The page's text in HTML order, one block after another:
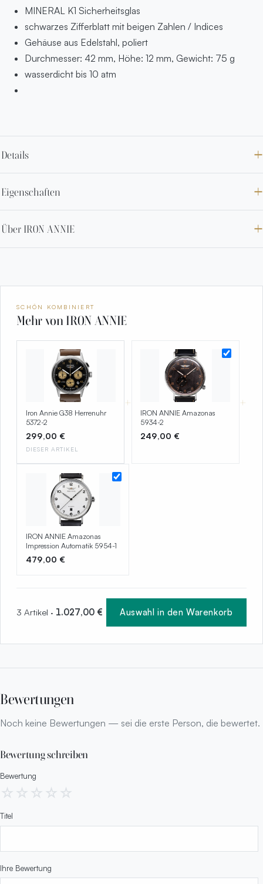
MINERAL K1 Sicherheitsglas
schwarzes Zifferblatt mit beigen Zahlen / Indices
Gehäuse aus Edelstahl, poliert
Durchmesser: 42 mm, Höhe: 12 mm, Gewicht: 75 g
wasserdicht bis 10 atm
Details
Eigenschaften
Über IRON ANNIE
SCHÖN KOMBINIERT
Mehr von IRON ANNIE
Iron Annie G38 Herrenuhr
5372-2
299,00 €
DIESER ARTIKEL
+
IRON ANNIE Amazonas
5934-2
249,00 €
+
IRON ANNIE Amazonas
Impression Automatik 5954-1
479,00 €
3 Artikel · 1.027,00 € Auswahl in den Warenkorb
Bewertungen
Noch keine Bewertungen — sei die erste Person, die bewertet.
Bewertung schreiben
Bewertung
☆ ☆ ☆ ☆ ☆
Titel
Ihre Bewertung